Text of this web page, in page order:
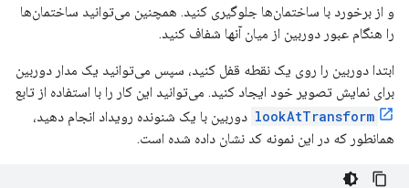
و از برخورد با ساختمان‌ها جلوگیری کنید. همچنین می‌توانید ساختمان‌ها
را هنگام عبور دوربین از میان آنها شفاف کنید.
ابتدا دوربین را روی یک نقطه قفل کنید، سپس می‌توانید یک مدار دوربین
برای نمایش تصویر خود ایجاد کنید. می‌توانید این کار را با استفاده از تابع
lookAtTransform دوربین با یک شنونده رویداد انجام دهید،
همانطور که در این نمونه کد نشان داده شده است.